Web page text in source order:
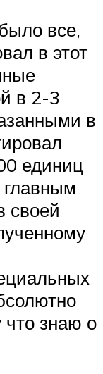
все,
в этот
в 2-3
в
единиц
своей
знаю о